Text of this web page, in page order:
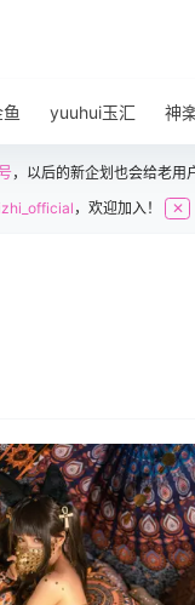
yuuhui玉汇 神
，以后的新企划也会给老用
，欢迎加入！ ✕